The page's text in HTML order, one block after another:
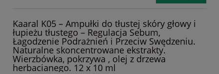
Kaaral K05 – Ampułki do tłustej skóry głowy i
łupieżu tłustego – Regulacja Sebum,
Łagodzenie Podrażnień i Przeciw Swędzeniu.
Naturalne skoncentrowane ekstrakty.
Wierzbówka, pokrzywa , olej z drzewa
herbacianego. 12 x 10 ml